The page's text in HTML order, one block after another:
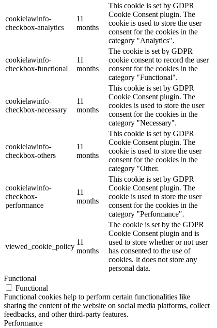
cookielawinfo-
checkbox-analytics
11
months
This cookie is set by GDPR
Cookie Consent plugin. The
cookie is used to store the user
consent for the cookies in the
category "Analytics".
cookielawinfo-
checkbox-functional
11
months
The cookie is set by GDPR
cookie consent to record the user
consent for the cookies in the
category "Functional".
cookielawinfo-
checkbox-necessary
11
months
This cookie is set by GDPR
Cookie Consent plugin. The
cookies is used to store the user
consent for the cookies in the
category "Necessary".
cookielawinfo-
checkbox-others
11
months
This cookie is set by GDPR
Cookie Consent plugin. The
cookie is used to store the user
consent for the cookies in the
category "Other.
cookielawinfo-
checkbox-
performance
11
months
This cookie is set by GDPR
Cookie Consent plugin. The
cookie is used to store the user
consent for the cookies in the
category "Performance".
viewed_cookie_policy
11
months
The cookie is set by the GDPR
Cookie Consent plugin and is
used to store whether or not user
has consented to the use of
cookies. It does not store any
personal data.
Functional
Functional
Functional cookies help to perform certain functionalities like
sharing the content of the website on social media platforms, collect
feedbacks, and other third-party features.
Performance